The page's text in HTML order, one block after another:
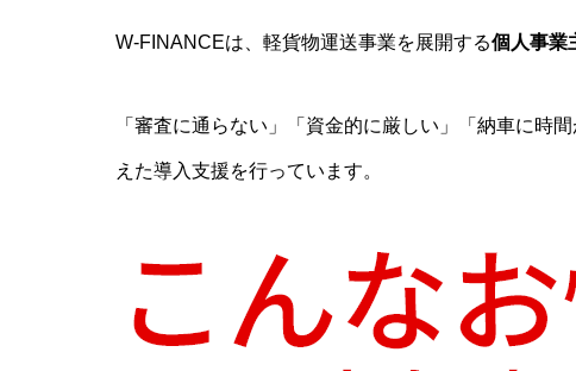
W-FINANCEは、軽貨物運送事業を展開する個人事業
「審査に通らない」「資金的に厳しい」「納車に時
えた導入支援を行っています。